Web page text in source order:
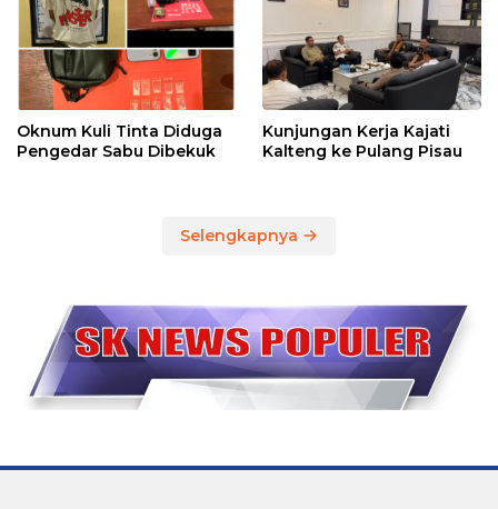
Oknum Kuli Tinta Diduga
Pengedar Sabu Dibekuk
Kunjungan Kerja Kajati
Kalteng ke Pulang Pisau
Selengkapnya